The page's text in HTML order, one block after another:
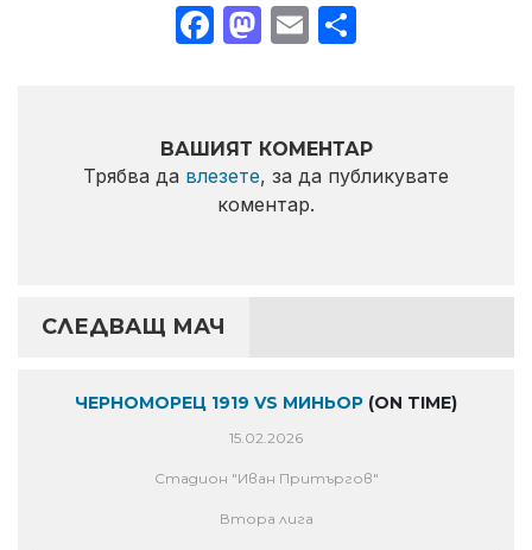
Facebook
Mastodon
Email
ВАШИЯТ КОМЕНТАР
Трябва да влезете, за да публикувате
коментар.
СЛЕДВАЩ МАЧ
ЧЕРНОМОРЕЦ 1919 VS МИНЬОР (ON TIME)
15.02.2026
Стадион "Иван Притъргов"
Втора лига